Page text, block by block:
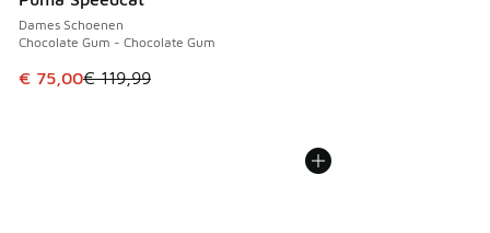
Dames Schoenen
Chocolate Gum - Chocolate Gum
Dit artikel is in de uitverkoop. Dit artikel is in de
€ 75,00€ 119,99